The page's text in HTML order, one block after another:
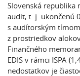
Slovenská republika
audit, t. j. ukončenú
s audítorským
z prostriedkov
Finančného
EDIS v rámci ISPA
nedostatkov je